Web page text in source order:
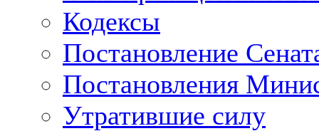
Кодексы
Постановление
Постановления
Утратившие силу